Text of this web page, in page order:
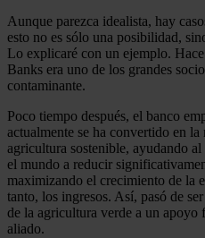
Aunque parezca idealista, hay
esto no es sólo una posibilidad,
Lo explicaré con un ejemplo.
Banks era uno de los grandes
contaminante.
Poco tiempo después, el banco
actualmente se ha convertido en
agricultura sostenible, ayudando
el mundo a reducir
maximizando el crecimiento de la
tanto, los ingresos. Así, pasó de
de la agricultura verde a un apoyo
aliado.